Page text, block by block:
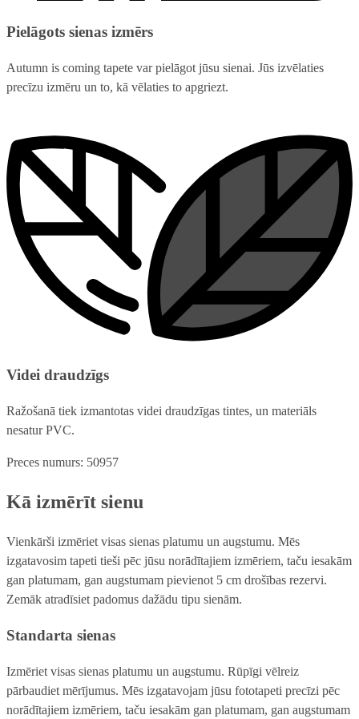
Pielāgots sienas izmērs
Autumn is coming tapete var pielāgot jūsu sienai. Jūs izvēlaties
precīzu izmēru un to, kā vēlaties to apgriezt.
Videi draudzīgs
Ražošanā tiek izmantotas videi draudzīgas tintes, un materiāls
nesatur PVC.
Preces numurs: 50957
Kā izmērīt sienu
Vienkārši izmēriet visas sienas platumu un augstumu. Mēs
izgatavosim tapeti tieši pēc jūsu norādītajiem izmēriem, taču iesakām
gan platumam, gan augstumam pievienot 5 cm drošības rezervi.
Zemāk atradīsiet padomus dažādu tipu sienām.
Standarta sienas
Izmēriet visas sienas platumu un augstumu. Rūpīgi vēlreiz
pārbaudiet mērījumus. Mēs izgatavojam jūsu fototapeti precīzi pēc
norādītajiem izmēriem, taču iesakām gan platumam, gan augstumam